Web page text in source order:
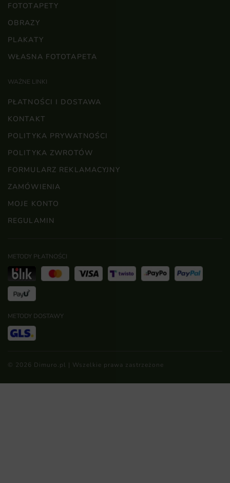
FOTOTAPETY
OBRAZY
PLAKATY
WŁASNA FOTOTAPETA
WAŻNE LINKI
PŁATNOŚCI I DOSTAWA
KONTAKT
POLITYKA PRYWATNOŚCI
POLITYKA ZWROTÓW
FORMULARZ REKLAMACYJNY
ZAMÓWIENIA
MOJE KONTO
REGULAMIN
METODY PŁATNOŚCI
METODY DOSTAWY
© 2026 Dimuro.pl | Wszelkie prawa zastrzeżone